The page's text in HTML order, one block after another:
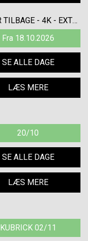
RINGENES HERRE: KONGEN VENDER TILBAGE - 4K - EXTENDED
Fra 18.10.2026
SE ALLE DAGE
LÆS MERE
20/10
SE ALLE DAGE
LÆS MERE
KUBRICK 02/11